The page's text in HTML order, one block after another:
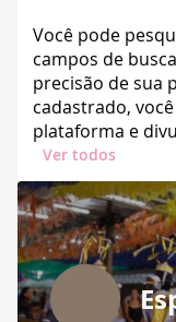
Você pode
campos de
precisão de sua
cadastrado,
plataforma e
Ver todos